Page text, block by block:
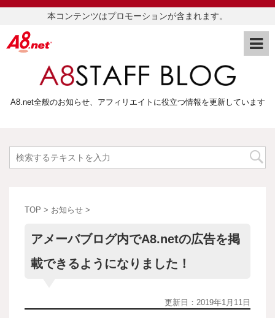
本コンテンツはプロモーションが含まれます。
A8.net全般のお知らせ、アフィリエイトに役立つ情報を更新しています
TOP > お知らせ >
アメーバブログ内でA8.netの広告を掲
載できるようになりました！
更新日： 2019年1月11日